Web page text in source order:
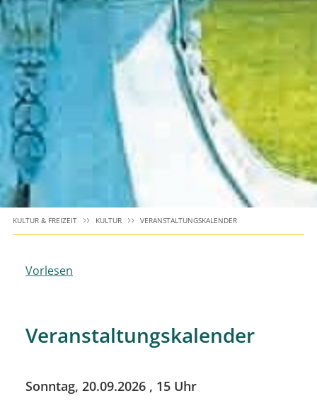
KULTUR & FREIZEIT KULTUR VERANSTALTUNGSKALENDER
Vorlesen
Veranstaltungskalender
Sonntag, 20.09.2026 , 15 Uhr